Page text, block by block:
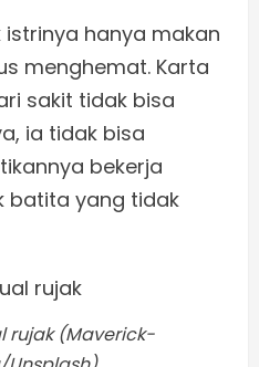
hanya makan
menghemat. Karta
sakit tidak bisa
ia tidak bisa
bekerja
batita yang tidak
rujak (Maverick-